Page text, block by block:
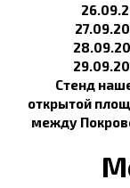
Стенд
открытой
между